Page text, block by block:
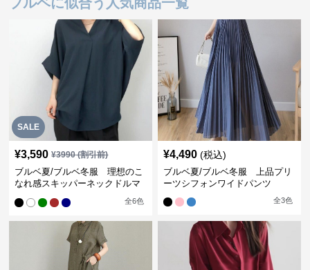
SALE
¥3,590 ¥3990(割引前)
ブルベ夏/ブルベ冬服 理想のこ
なれ感スキッパーネックドルマ
全6色
¥4,490 (税込)
ブルベ夏/ブルベ冬服 上品プリ
ーツシフォンワイドパンツ
全3色